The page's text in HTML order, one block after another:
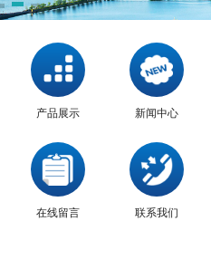
产品展示 新闻中心
在线留言 联系我们